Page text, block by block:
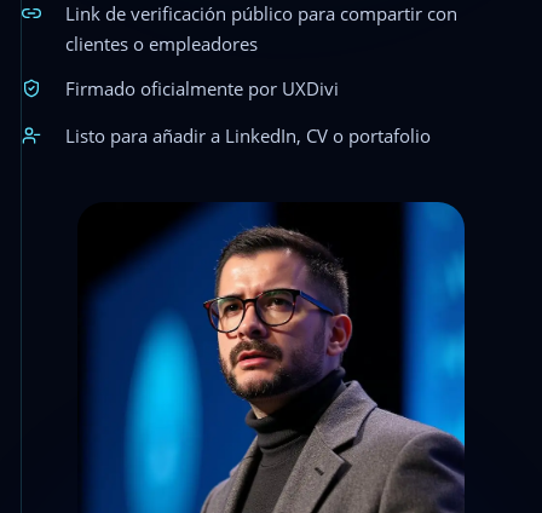
Link de verificación público para compartir con
clientes o empleadores
Firmado oficialmente por UXDivi
Listo para añadir a LinkedIn, CV o portafolio